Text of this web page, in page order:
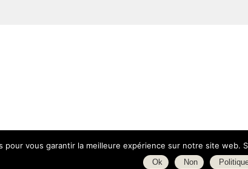
pour vous garantir la meilleure expérience sur notre site
Ok Non